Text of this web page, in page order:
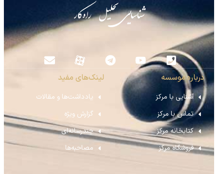
شناسایی تحلیل راه‌کار
درباره موسسه
آشنایی با مرکز
تماس با مرکز
کتابخانه مرکز
فروشگاه مرکز
لینک‌های مفید
یادداشت‌ها و مقالات
گزارش ویژه
چندرسانه‌ای
مصاحبه‌ها